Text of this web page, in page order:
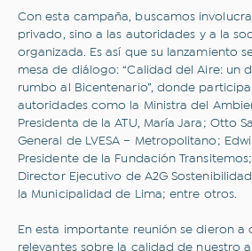
Con esta campaña, buscamos
privado, sino a las autoridades y a la
organizada. Es así que su lanzamiento
mesa de diálogo: “Calidad del Aire: un
rumbo al Bicentenario”, donde
autoridades como la Ministra del
Presidenta de la ATU, María Jara; Otto
General de LVESA – Metropolitano;
Presidente de la Fundación
Director Ejecutivo de A2G
la Municipalidad de Lima; entre otros.
En esta importante reunión se dieron a
relevantes sobre la calidad de nuestro